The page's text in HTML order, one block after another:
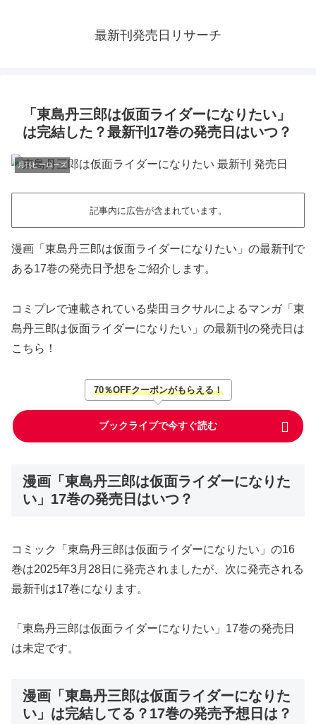
最新刊発売日リサーチ
「東島丹三郎は仮面ライダーになりたい」
は完結した？最新刊17巻の発売日はいつ？
月刊ヒーローズ
記事内に広告が含まれています。
漫画「東島丹三郎は仮面ライダーになりたい」の最新刊で
ある17巻の発売日予想をご紹介します。
コミプレで連載されている柴田ヨクサルによるマンガ「東
島丹三郎は仮面ライダーになりたい」の最新刊の発売日は
こちら！
70％OFFクーポンがもらえる！
ブックライブで今すぐ読む
漫画「東島丹三郎は仮面ライダーになりた
い」17巻の発売日はいつ？
コミック「東島丹三郎は仮面ライダーになりたい」の16
巻は2025年3月28日に発売されましたが、次に発売される
最新刊は17巻になります。
「東島丹三郎は仮面ライダーになりたい」17巻の発売日
は未定です。
漫画「東島丹三郎は仮面ライダーになりた
い」は完結してる？17巻の発売予想日は？